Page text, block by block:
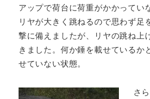
アップで荷台に荷重がかかってい
リヤが大きく跳ねるので思わず足
撃に備えましたが、リヤの跳ね上
きました。何か錘を載せているか
せていない状態。
さ